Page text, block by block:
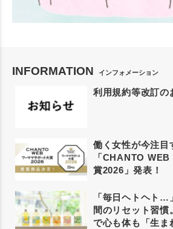
INFORMATION インフォメーション
利用規約等改訂の
働く女性が今注目
「CHANTO
賞2026」発表！
「毎日ヘトヘト…
間のリセット習慣
で心も体も「生ま